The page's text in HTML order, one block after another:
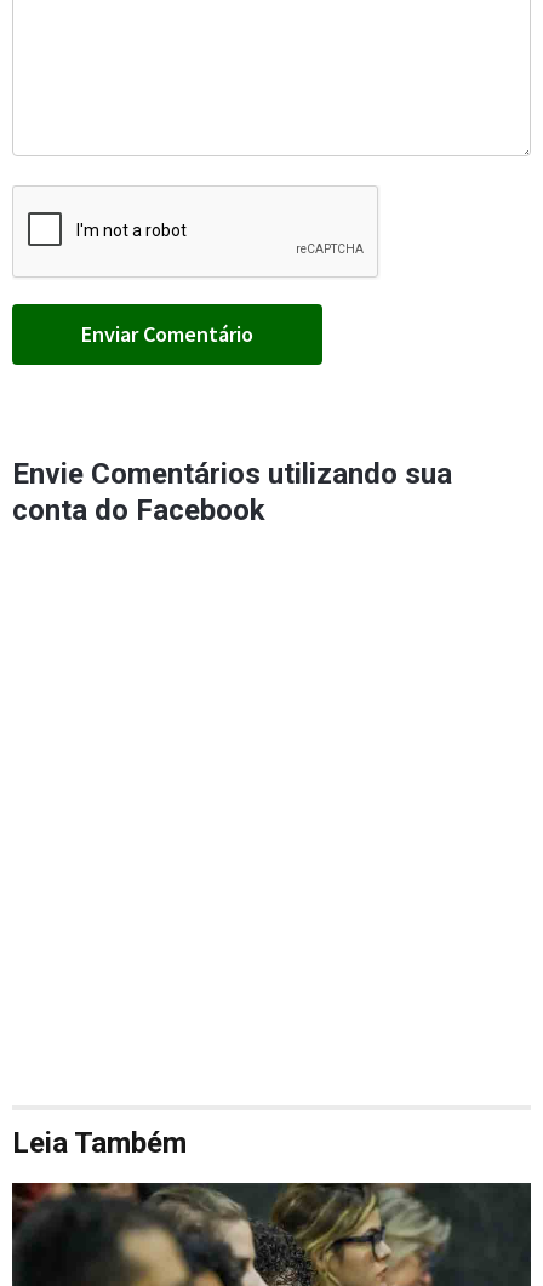
Envie Comentários utilizando sua
conta do Facebook
Leia Também